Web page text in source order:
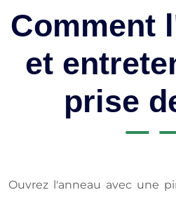
Comment
et
prise
Ouvrez l'anneau avec une